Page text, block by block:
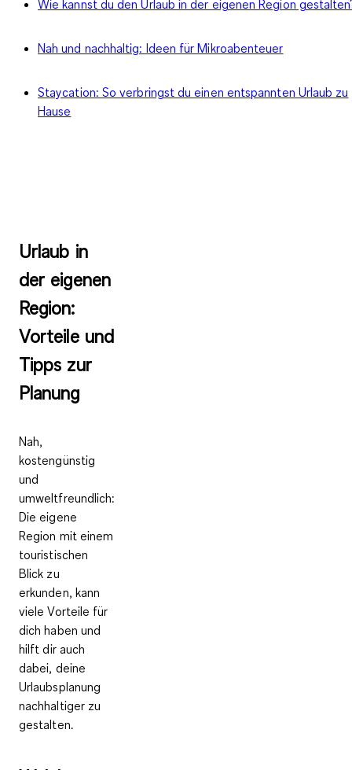
Wie kannst du den Urlaub in der eigenen Region
Nah und nachhaltig: Ideen für Mikroabenteuer
Staycation: So verbringst du einen entspannten Urlaub zu
Hause
Urlaub in
der eigenen
Region:
Vorteile und
Tipps zur
Planung
Nah,
kostengünstig
und
umweltfreundlich:
Die eigene
Region mit einem
touristischen
Blick zu
erkunden, kann
viele Vorteile für
dich haben und
hilft dir auch
dabei, deine
Urlaubsplanung
nachhaltiger zu
gestalten.